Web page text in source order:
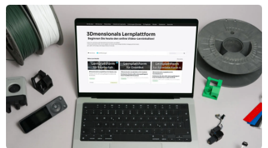
flexiblen oder stark beanspruchten Materialien. Für
besonders anspruchsvolle Anwendungen kann
zusätzlich der AMS Bypass eingesetzt werden, um
Materialien direkt über externe Spulenhalter
zuzuführen.
Entdecken Sie hier den
Bambu Lab Filament Track Switch
und dieBambu Lab Nozzle Wiping Plate.